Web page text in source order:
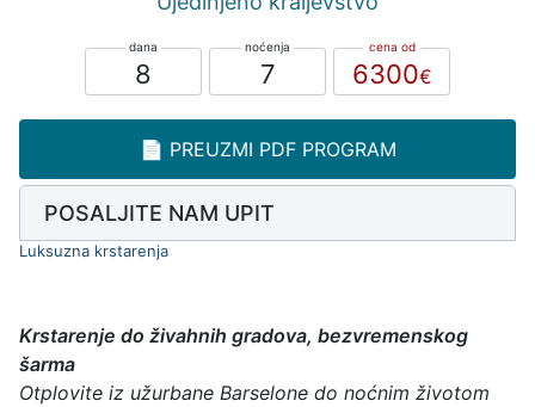
8 7 6300
📄 PREUZMI PDF PROGRAM
POSALJITE NAM UPIT
Luksuzna krstarenja
Krstarenje do živahnih gradova, bezvremenskog
šarma
Otplovite iz užurbane Barselone do noćnim životom